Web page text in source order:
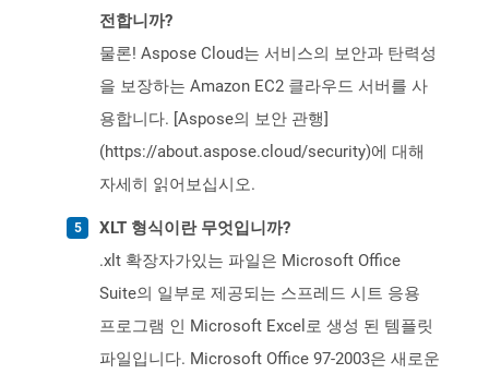
전합니까?
물론! Aspose Cloud는 서비스의 보안과 탄력성
을 보장하는 Amazon EC2 클라우드 서버를 사
용합니다. [Aspose의 보안 관행]
(https://about.aspose.cloud/security)에 대해
자세히 읽어보십시오.
XLT 형식이란 무엇입니까?
.xlt 확장자가있는 파일은 Microsoft Office
Suite의 일부로 제공되는 스프레드 시트 응용
프로그램 인 Microsoft Excel로 생성 된 템플릿
파일입니다. Microsoft Office 97-2003은 새로운